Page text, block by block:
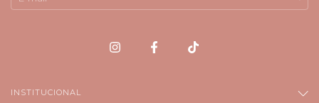
INSTITUCIONAL